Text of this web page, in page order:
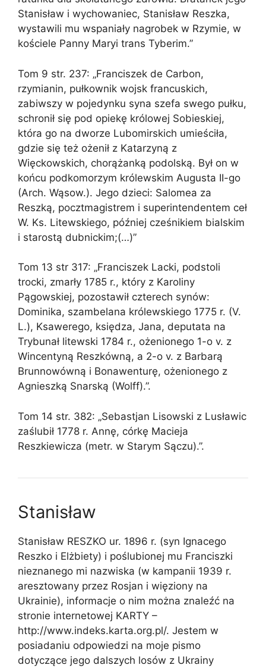
Stanisław i wychowaniec, Stanisław Reszka,
wystawili mu wspaniały nagrobek w Rzymie, w
kościele Panny Maryi trans Tyberim.”
Tom 9 str. 237: „Franciszek de Carbon,
rzymianin, pułkownik wojsk francuskich,
zabiwszy w pojedynku syna szefa swego pułku,
schronił się pod opiekę królowej Sobieskiej,
która go na dworze Lubomirskich umieściła,
gdzie się też ożenił z Katarzyną z
Więckowskich, chorążanką podolską. Był on w
końcu podkomorzym królewskim Augusta II-go
(Arch. Wąsow.). Jego dzieci: Salomea za
Reszką, pocztmagistrem i superintendentem ceł
W. Ks. Litewskiego, później cześnikiem bialskim
i starostą dubnickim;(…)”
Tom 13 str 317: „Franciszek Lacki, podstoli
trocki, zmarły 1785 r., który z Karoliny
Pągowskiej, pozostawił czterech synów:
Dominika, szambelana królewskiego 1775 r. (V.
L.), Ksawerego, księdza, Jana, deputata na
Trybunał litewski 1784 r., ożenionego 1-o v. z
Wincentyną Reszkówną, a 2-o v. z Barbarą
Brunnowówną i Bonawenturę, ożenionego z
Agnieszką Snarską (Wolff).”.
Tom 14 str. 382: „Sebastjan Lisowski z Lusławic
zaślubił 1778 r. Annę, córkę Macieja
Reszkiewicza (metr. w Starym Sączu).”.
Stanisław
Stanisław RESZKO ur. 1896 r. (syn Ignacego
Reszko i Elżbiety) i poślubionej mu Franciszki
nieznanego mi nazwiska (w kampanii 1939 r.
aresztowany przez Rosjan i więziony na
Ukrainie), informacje o nim można znaleźć na
stronie internetowej KARTY –
http://www.indeks.karta.org.pl/. Jestem w
posiadaniu odpowiedzi na moje pismo
dotyczące jego dalszych losów z Ukrainy